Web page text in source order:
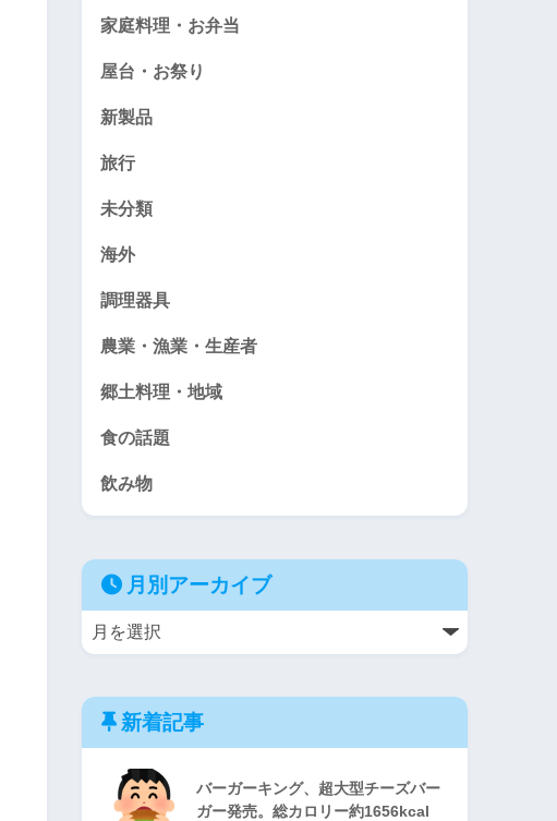
家庭料理・お弁当
屋台・お祭り
新製品
旅行
未分類
海外
調理器具
農業・漁業・生産者
郷土料理・地域
食の話題
飲み物
月別アーカイブ
新着記事
バーガーキング、超大型チーズバー
ガー発売。総カロリー約1656kcal